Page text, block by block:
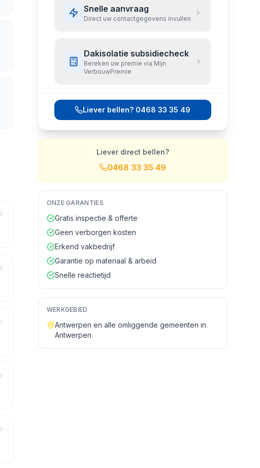
Snelle aanvraag
Direct uw contactgegevens invullen
Dakisolatie subsidiecheck
Bereken uw premie via Mijn
VerbouwPremie
Liever bellen? 0468 33 35 49
Liever direct bellen?
0468 33 35 49
ONZE GARANTIES
Gratis inspectie & offerte
Geen verborgen kosten
Erkend vakbedrijf
Garantie op materiaal & arbeid
Snelle reactietijd
WERKGEBIED
Antwerpen en alle omliggende gemeenten in
Antwerpen.